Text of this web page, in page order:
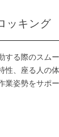
ッキング
する際のスム
性、座る人の
姿勢をサポー